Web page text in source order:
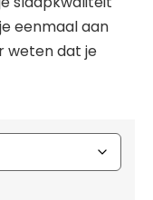
eenmaal aan
weten dat je